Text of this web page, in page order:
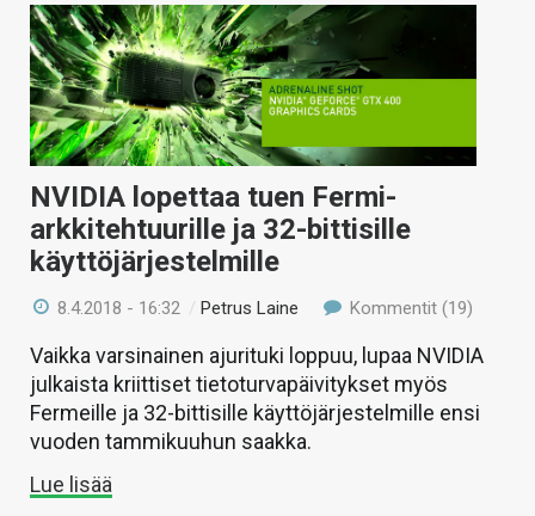
TIETOA
HINTA.FI
KAUPPA
VAIHDA TEEMA
HAKU
NVIDIA lopettaa tuen Fermi-
arkkitehtuurille ja 32-bittisille
käyttöjärjestelmille
8.4.2018 - 16:32 /Petrus Laine Kommentit (19)
Vaikka varsinainen ajurituki loppuu, lupaa NVIDIA
julkaista kriittiset tietoturvapäivitykset myös
Fermeille ja 32-bittisille käyttöjärjestelmille ensi
vuoden tammikuuhun saakka.
Lue lisää